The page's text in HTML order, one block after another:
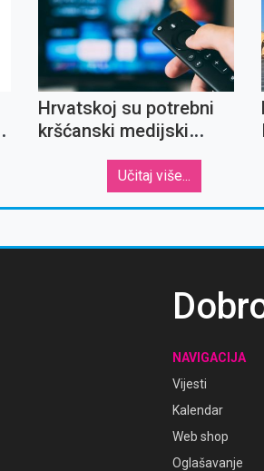
Hrvatskoj su potrebni
kršćanski medijski
Učitaj više...
NAVIGACIJA
Vijesti
Kalendar
Web shop
Oglašavanje